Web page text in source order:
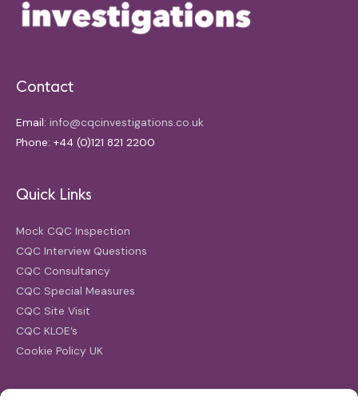
Contact
Email: info@cqcinvestigations.co.uk
Phone: +44 (0)121 821 2200
Quick Links
Mock CQC Inspection
CQC Interview Questions
CQC Consultancy
CQC Special Measures
CQC Site Visit
CQC KLOE’s
Cookie Policy UK